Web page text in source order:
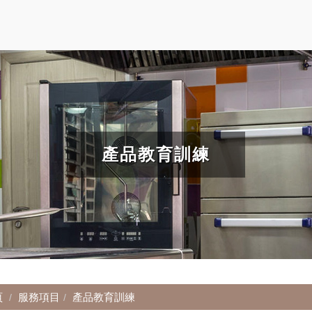
產品教育訓練
服務項目 產品教育訓練